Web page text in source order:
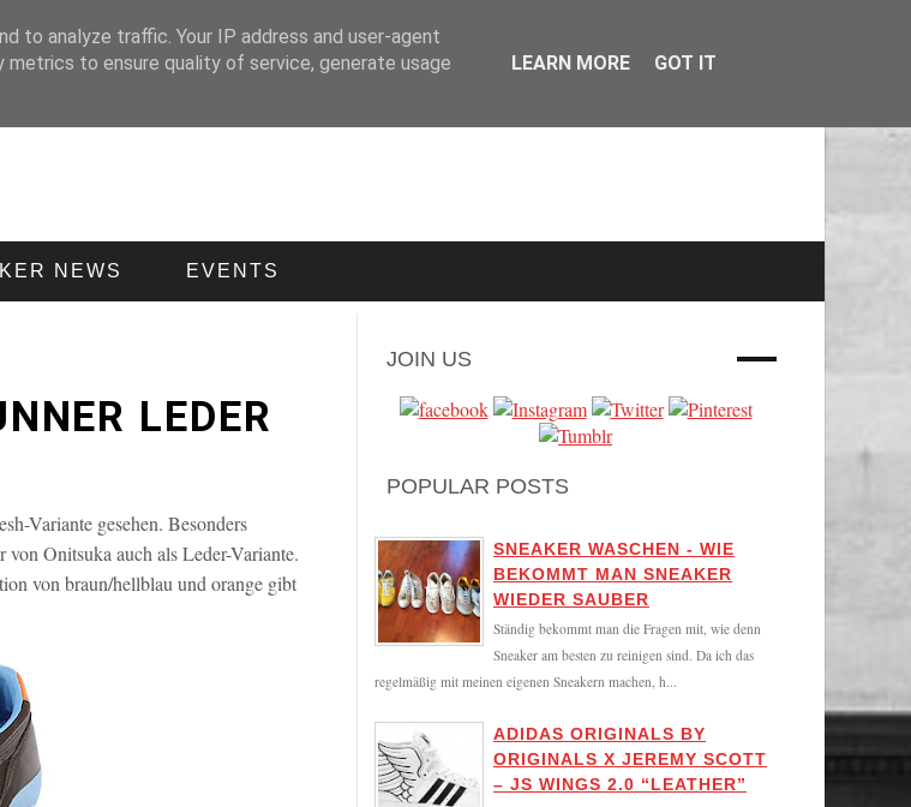
NEWS EVENTS
LEDER
Variante gesehen. Besonders
Onitsuka auch als Leder-Variante.
von braun/hellblau und orange gibt
JOIN US
POPULAR POSTS
SNEAKER WASCHEN - WIE
BEKOMMT MAN SNEAKER
WIEDER SAUBER
Ständig bekommt man die Fragen mit, wie denn
Sneaker am besten zu reinigen sind. Da ich das
regelmäßig mit meinen eigenen Sneakern machen, h...
ADIDAS ORIGINALS BY
ORIGINALS X JEREMY SCOTT
– JS WINGS 2.0 “LEATHER”
to analyze traffic. Your IP address and user-agent
to ensure quality of service, generate usage
LEARN MORE GOT IT